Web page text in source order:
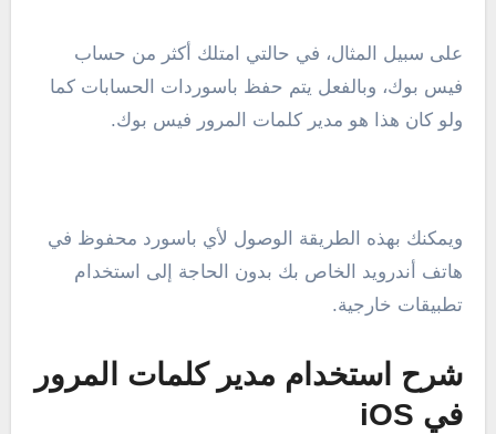
على سبيل المثال، في حالتي امتلك أكثر من حساب
فيس بوك، وبالفعل يتم حفظ باسوردات الحسابات كما
ولو كان هذا هو مدير كلمات المرور فيس بوك.
ويمكنك بهذه الطريقة الوصول لأي باسورد محفوظ في
هاتف أندرويد الخاص بك بدون الحاجة إلى استخدام
تطبيقات خارجية.
شرح استخدام مدير كلمات المرور
في iOS